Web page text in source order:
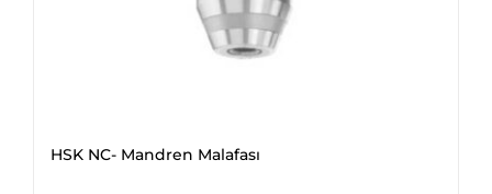
HSK NC- Mandren Malafası